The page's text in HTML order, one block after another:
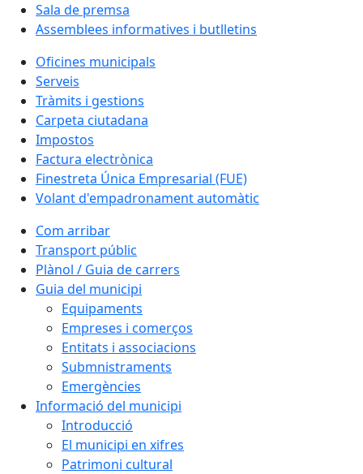
Sala de premsa
Assemblees informatives i butlletins
Oficines municipals
Serveis
Tràmits i gestions
Carpeta ciutadana
Impostos
Factura electrònica
Finestreta Única Empresarial (FUE)
Volant d'empadronament automàtic
Com arribar
Transport públic
Plànol / Guia de carrers
Guia del municipi
Equipaments
Empreses i comerços
Entitats i associacions
Submnistraments
Emergències
Informació del municipi
Introducció
El municipi en xifres
Patrimoni cultural